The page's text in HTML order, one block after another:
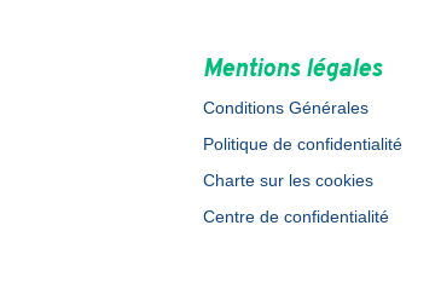
Mentions légales
Conditions Générales
Politique de confidentialité
Charte sur les cookies
Centre de confidentialité